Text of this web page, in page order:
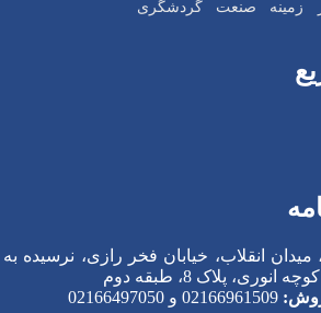
صنعت گردشگری
میدان انقلاب، خیابان فخر رازی، نرسیده به
پلاک 8، طبقه دوم
02166961509 و 02166497050